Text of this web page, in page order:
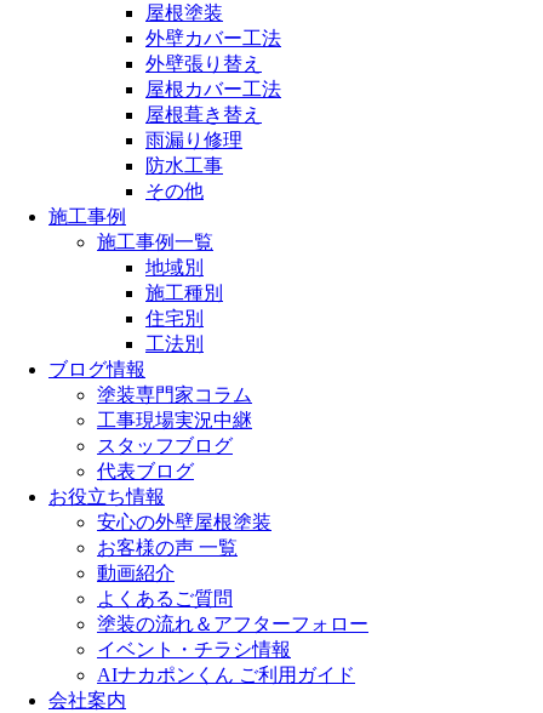
屋根塗装
外壁カバー工法
外壁張り替え
屋根カバー工法
屋根葺き替え
雨漏り修理
防水工事
その他
施工事例
施工事例一覧
地域別
施工種別
住宅別
工法別
ブログ情報
塗装専門家コラム
工事現場実況中継
スタッフブログ
代表ブログ
お役立ち情報
安心の外壁屋根塗装
お客様の声 一覧
動画紹介
よくあるご質問
塗装の流れ＆アフターフォロー
イベント・チラシ情報
AIナカポンくん ご利用ガイド
会社案内